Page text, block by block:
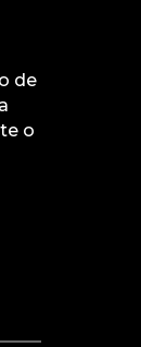
de
o